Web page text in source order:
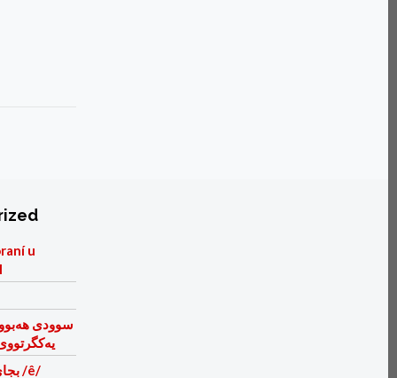
u
سوودی